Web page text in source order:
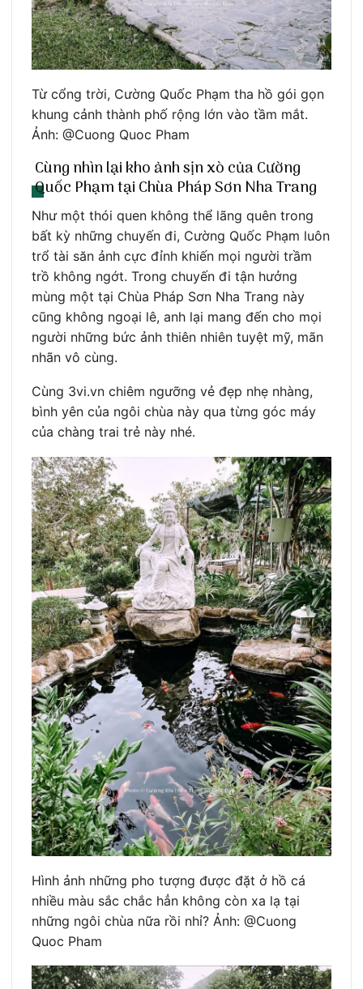
Từ cổng trời, Cường Quốc Phạm tha hồ gói gọn
khung cảnh thành phố rộng lớn vào tầm mắt.
Ảnh: @Cuong Quoc Pham
Cùng nhìn lại kho ảnh sịn xò của Cường
Quốc Phạm tại Chùa Pháp Sơn Nha Trang
Như một thói quen không thể lãng quên trong
bất kỳ những chuyến đi, Cường Quốc Phạm luôn
trổ tài săn ảnh cực đỉnh khiến mọi người trầm
trồ không ngớt. Trong chuyến đi tận hưởng
mùng một tại Chùa Pháp Sơn Nha Trang này
cũng không ngoại lê, anh lại mang đến cho mọi
người những bức ảnh thiên nhiên tuyệt mỹ, mãn
nhãn vô cùng.
Cùng 3vi.vn chiêm ngưỡng vẻ đẹp nhẹ nhàng,
bình yên của ngôi chùa này qua từng góc máy
của chàng trai trẻ này nhé.
Hình ảnh những pho tượng được đặt ở hồ cá
nhiều màu sắc chắc hẳn không còn xa lạ tại
những ngôi chùa nữa rồi nhỉ? Ảnh: @Cuong
Quoc Pham